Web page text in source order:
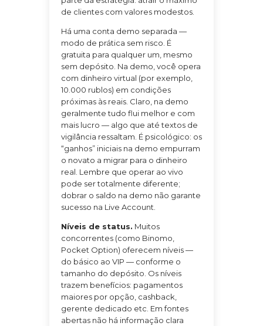
de clientes com valores modestos.
Há uma conta demo separada —
modo de prática sem risco. É
gratuita para qualquer um, mesmo
sem depósito. Na demo, você opera
com dinheiro virtual (por exemplo,
10.000 rublos) em condições
próximas às reais. Claro, na demo
geralmente tudo flui melhor e com
mais lucro — algo que até textos de
vigilância ressaltam. É psicológico: os
“ganhos” iniciais na demo empurram
o novato a migrar para o dinheiro
real. Lembre que operar ao vivo
pode ser totalmente diferente;
dobrar o saldo na demo não garante
sucesso na Live Account.
Níveis de status. Muitos
concorrentes (como Binomo,
Pocket Option) oferecem níveis —
do básico ao VIP — conforme o
tamanho do depósito. Os níveis
trazem benefícios: pagamentos
maiores por opção, cashback,
gerente dedicado etc. Em fontes
abertas não há informação clara